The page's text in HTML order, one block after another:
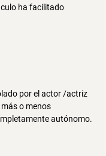
ha facilitado
por el actor /actriz
o menos
autónomo.